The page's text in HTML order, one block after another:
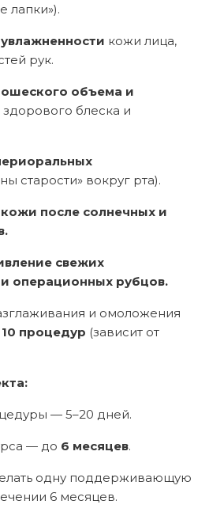
лапки»).
кожи лица,
рук.
объема и
здорового блеска и
старости» вокруг рта).
после солнечных и
свежих
операционных рубцов.
и омоложения
процедур (зависит от
— 5–20 дней.
— до 6 месяцев.
одну поддерживающую
6 месяцев.